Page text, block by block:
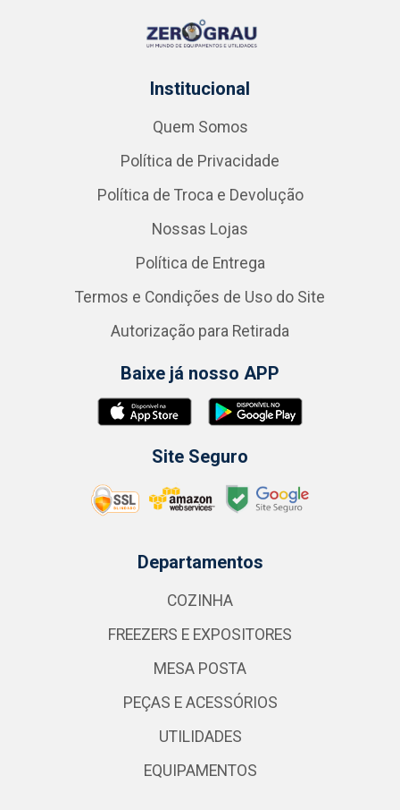
Institucional
Quem Somos
Política de Privacidade
Política de Troca e Devolução
Nossas Lojas
Política de Entrega
Termos e Condições de Uso do Site
Autorização para Retirada
Baixe já nosso APP
Site Seguro
Departamentos
COZINHA
FREEZERS E EXPOSITORES
MESA POSTA
PEÇAS E ACESSÓRIOS
UTILIDADES
EQUIPAMENTOS